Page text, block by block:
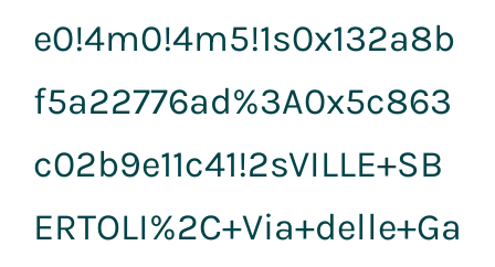
e0!4m0!4m5!1s0x132a8b
f5a22776ad%3A0x5c863
c02b9e11c41!2sVILLE+SB
ERTOLI%2C+Via+delle+Ga